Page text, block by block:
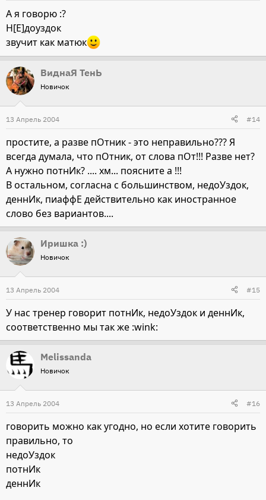
А я говорю :?
Н[E]доуздок
звучит как матюк
ВиднаЯ ТенЬ
Новичок
13 Апрель 2004 #14
простите, а разве пОтник - это неправильно??? Я
всегда думала, что пОтник, от слова пОт!!! Разве нет?
А нужно потнИк? .... хм... поясните а !!!
В остальном, согласна с большинством, недоУздок,
деннИк, пиаффЕ действительно как иностранное
слово без вариантов....
Иришка :)
Новичок
13 Апрель 2004 #15
У нас тренер говорит потнИк, недоУздок и деннИк,
соответственно мы так же :wink:
Melissanda
Новичок
13 Апрель 2004 #16
говорить можно как угодно, но если хотите говорить
правильно, то
недоУздок
потнИк
деннИк